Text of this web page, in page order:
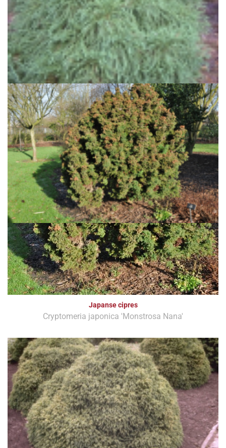
Japanse cipres
Cryptomeria japonica 'Globosa'
Japanse cipres
Cryptomeria japonica 'Monstrosa Nana'